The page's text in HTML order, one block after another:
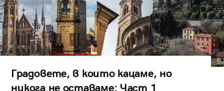
Градовете, в които кацаме, но